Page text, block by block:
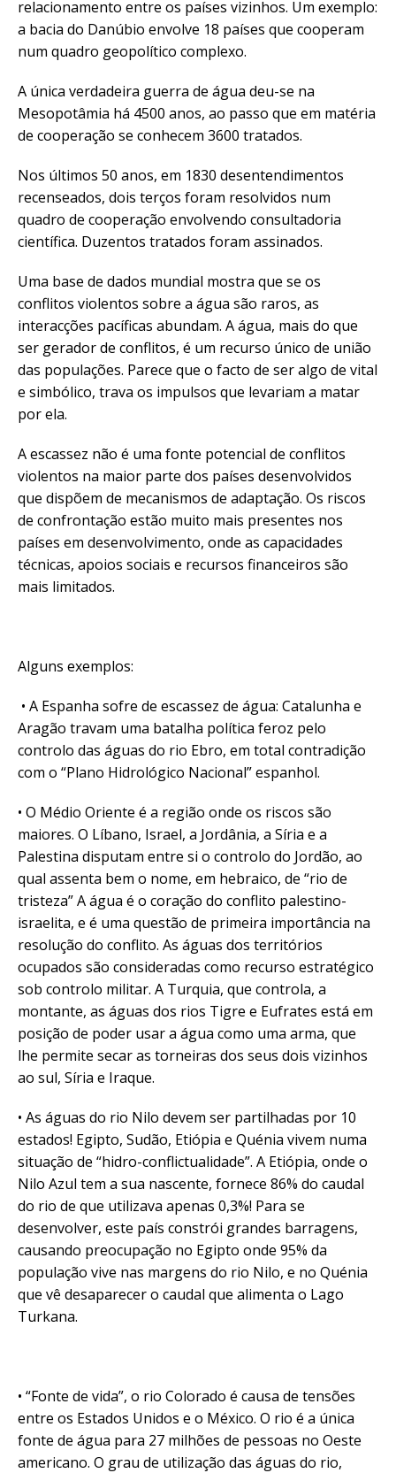
relacionamento entre os países vizinhos. Um exemplo:
a bacia do Danúbio envolve 18 países que cooperam
num quadro geopolítico complexo.
A única verdadeira guerra de água deu-se na
Mesopotâmia há 4500 anos, ao passo que em matéria
de cooperação se conhecem 3600 tratados.
Nos últimos 50 anos, em 1830 desentendimentos
recenseados, dois terços foram resolvidos num
quadro de cooperação envolvendo consultadoria
científica. Duzentos tratados foram assinados.
Uma base de dados mundial mostra que se os
conflitos violentos sobre a água são raros, as
interacções pacíficas abundam. A água, mais do que
ser gerador de conflitos, é um recurso único de união
das populações. Parece que o facto de ser algo de vital
e simbólico, trava os impulsos que levariam a matar
por ela.
A escassez não é uma fonte potencial de conflitos
violentos na maior parte dos países desenvolvidos
que dispõem de mecanismos de adaptação. Os riscos
de confrontação estão muito mais presentes nos
países em desenvolvimento, onde as capacidades
técnicas, apoios sociais e recursos financeiros são
mais limitados.
Alguns exemplos:
• A Espanha sofre de escassez de água: Catalunha e
Aragão travam uma batalha política feroz pelo
controlo das águas do rio Ebro, em total contradição
com o “Plano Hidrológico Nacional” espanhol.
• O Médio Oriente é a região onde os riscos são
maiores. O Líbano, Israel, a Jordânia, a Síria e a
Palestina disputam entre si o controlo do Jordão, ao
qual assenta bem o nome, em hebraico, de “rio de
tristeza” A água é o coração do conflito palestino-
israelita, e é uma questão de primeira importância na
resolução do conflito. As águas dos territórios
ocupados são consideradas como recurso estratégico
sob controlo militar. A Turquia, que controla, a
montante, as águas dos rios Tigre e Eufrates está em
posição de poder usar a água como uma arma, que
lhe permite secar as torneiras dos seus dois vizinhos
ao sul, Síria e Iraque.
• As águas do rio Nilo devem ser partilhadas por 10
estados! Egipto, Sudão, Etiópia e Quénia vivem numa
situação de “hidro-conflictualidade”. A Etiópia, onde o
Nilo Azul tem a sua nascente, fornece 86% do caudal
do rio de que utilizava apenas 0,3%! Para se
desenvolver, este país constrói grandes barragens,
causando preocupação no Egipto onde 95% da
população vive nas margens do rio Nilo, e no Quénia
que vê desaparecer o caudal que alimenta o Lago
Turkana.
• “Fonte de vida”, o rio Colorado é causa de tensões
entre os Estados Unidos e o México. O rio é a única
fonte de água para 27 milhões de pessoas no Oeste
americano. O grau de utilização das águas do rio,